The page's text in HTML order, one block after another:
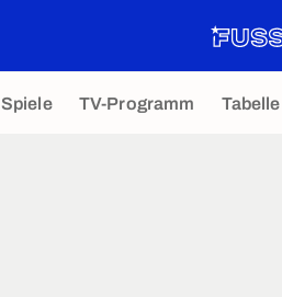
Spiele TV-Programm Tabelle